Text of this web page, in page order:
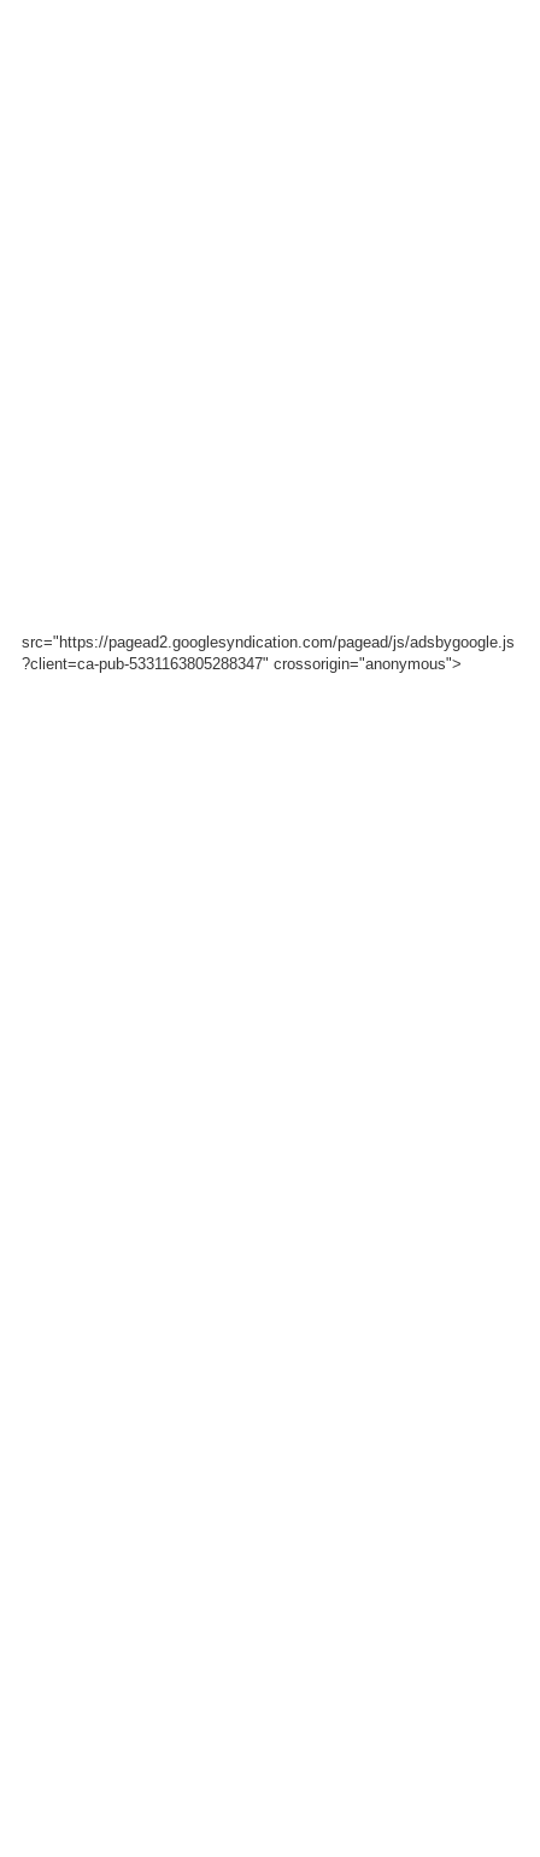
src="https://pagead2.googlesyndication.com/pagead/js/adsbygoogle.js
?client=ca-pub-5331163805288347" crossorigin="anonymous">